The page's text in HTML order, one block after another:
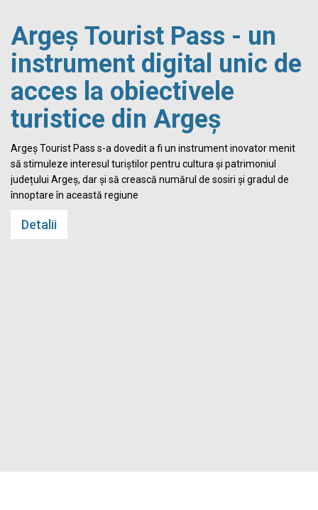
Argeș Tourist Pass - un
instrument digital unic de
acces la obiectivele
turistice din Argeș
Argeș Tourist Pass s-a dovedit a fi un instrument inovator menit
să stimuleze interesul turiștilor pentru cultura și patrimoniul
județului Argeș, dar și să crească numărul de sosiri și gradul de
înnoptare în această regiune
Detalii